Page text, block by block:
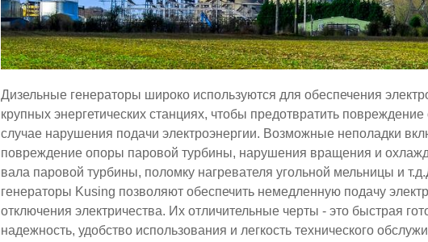
Дизельные генераторы широко используются для обеспечения
крупных энергетических станциях, чтобы предотвратить
случае нарушения подачи электроэнергии. Возможные неполадки
повреждение опоры паровой турбины, нарушения вращения и
вала паровой турбины, поломку нагревателя угольной мельницы и
генераторы Kusing позволяют обеспечить немедленную подачу
отключения электричества. Их отличительные черты - это быстрая
надежность, удобство использования и легкость технического